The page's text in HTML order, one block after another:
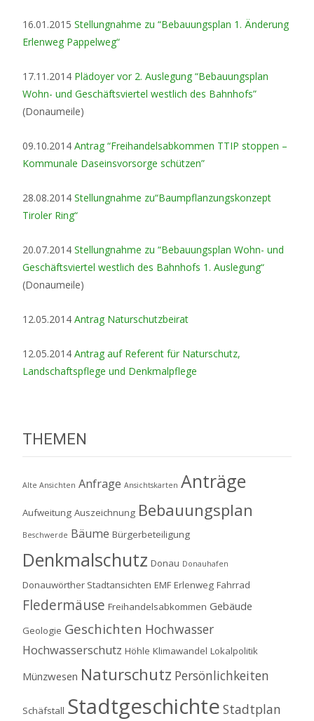
16.01.2015 Stellungnahme zu “Bebauungsplan 1. Änderung
Erlenweg Pappelweg“
17.11.2014 Plädoyer vor 2. Auslegung “Bebauungsplan
Wohn- und Geschäftsviertel westlich des Bahnhofs”
(Donaumeile)
09.10.2014 Antrag “Freihandelsabkommen TTIP stoppen –
Kommunale Daseinsvorsorge schützen”
28.08.2014 Stellungnahme zu“Baumpflanzungskonzept
Tiroler Ring“
20.07.2014 Stellungnahme zu “Bebauungsplan Wohn- und
Geschäftsviertel westlich des Bahnhofs 1. Auslegung“
(Donaumeile)
12.05.2014 Antrag Naturschutzbeirat
12.05.2014 Antrag auf Referent für Naturschutz,
Landschaftspflege und Denkmalpflege
THEMEN
Alte Ansichten Anfrage Ansichtskarten Anträge
Aufweitung Auszeichnung Bebauungsplan
Beschwerde Bäume Bürgerbeteiligung
Denkmalschutz Donau Donauhafen
Donauwörther Stadtansichten EMF Erlenweg Fahrrad
Fledermäuse Freihandelsabkommen Gebäude
Geologie Geschichten Hochwasser
Hochwasserschutz Höhle Klimawandel Lokalpolitik
Münzwesen Naturschutz Persönlichkeiten
Schäfstall Stadtgeschichte Stadtplan